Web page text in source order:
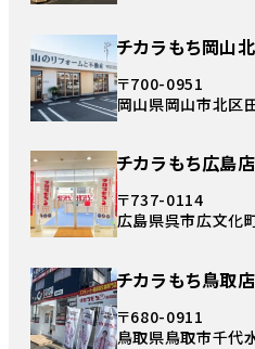
チカラもち岡山
〒700-0951
岡山県岡山市北区
チカラもち広島店
〒737-0114
広島県呉市広文化
チカラもち鳥取店
〒680-0911
鳥取県鳥取市千代